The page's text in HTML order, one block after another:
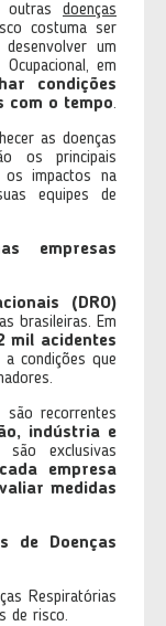
outras doenças
costuma ser
um
em
condições
com o tempo.
as doenças
os principais
os impactos na
equipes de
empresas
(DRO)
brasileiras. Em
mil acidentes
condições que
recorrentes
indústria e
exclusivas
empresa
medidas
de Doenças
Respiratórias
de risco.